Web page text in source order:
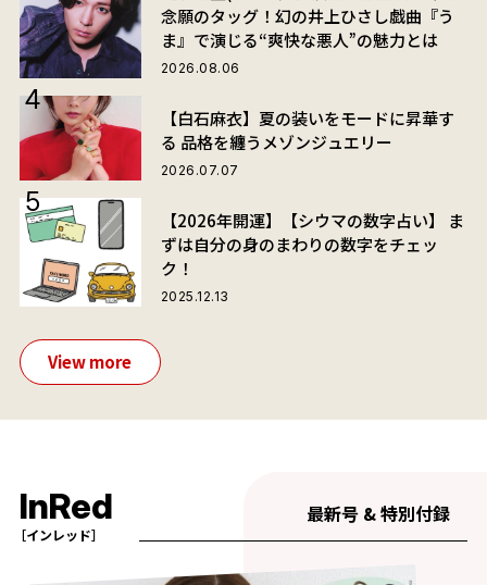
念願のタッグ！幻の井上ひさし戯曲『う
ま』で演じる“爽快な悪人”の魅力とは
2026.08.06
【白石麻衣】夏の装いをモードに昇華す
る 品格を纏うメゾンジュエリー
2026.07.07
【2026年開運】【シウマの数字占い】 ま
ずは自分の身のまわりの数字をチェッ
ク！
2025.12.13
View more
InRed
［インレッド］
最新号 & 特別付録